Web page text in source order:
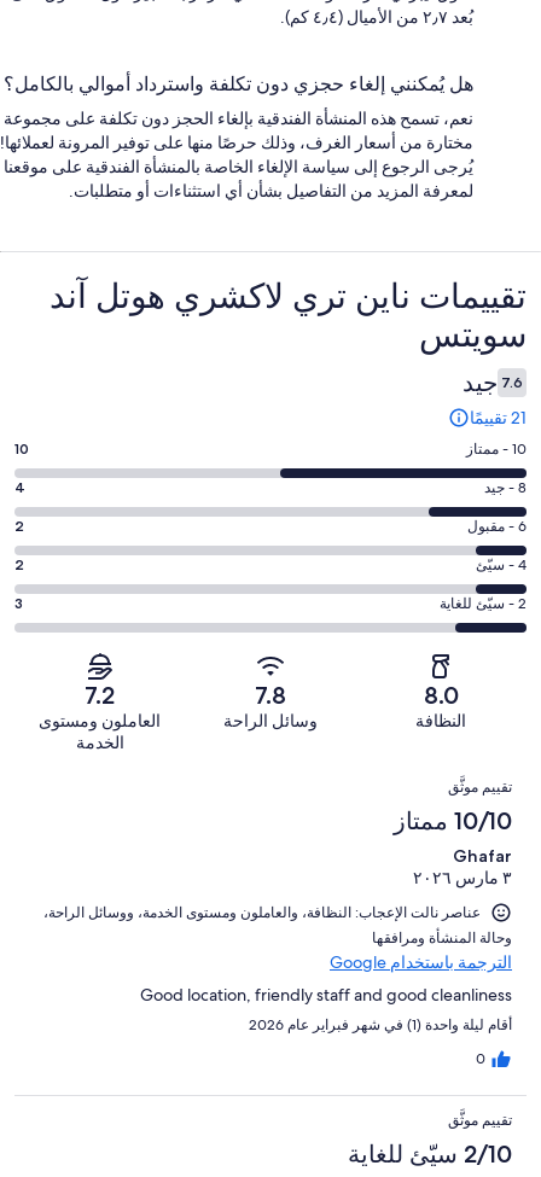
بُعد ٢٫٧ من الأميال (٤٫٤ كم).
هل يُمكنني إلغاء حجزي دون تكلفة واسترداد أموالي بالكامل؟
نعم، تسمح هذه المنشأة الفندقية بإلغاء الحجز دون تكلفة على مجموعة
مختارة من أسعار الغرف، وذلك حرصًا منها على توفير المرونة لعملائها!
يُرجى الرجوع إلى سياسة الإلغاء الخاصة بالمنشأة الفندقية على موقعنا
لمعرفة المزيد من التفاصيل بشأن أي استثناءات أو متطلبات.
التقييمات تقييمات ⁦ناين تري لاكشري هوتل آند
سويتس⁩
7.6 جيد
21 تقييمًا
درجة
التصنيف
10
-
ممتاز.
10
من
أصل
10 - ممتاز 10
درجة
التصنيف
8
-
جيد.
4
8 - جيد 4
درجة
التصنيف
6
-
مقبول.
تقييمات
النزلاء
6 - مقبول 2
درجة
التصنيف
4
من
تقييمات
النزلاء
4 - سيّئ 2
درجة
التصنيف
من
أصل
من
تقييمات
النزلاء
2 - سيّئ للغاية 3
8.0
النظافة
7.8
وسائل الراحة
7.2
العاملون ومستوى
الخدمة
التقييمات
تقييم موثَّق
10/10 ممتاز
Ghafar
٣ مارس ٢٠٢٦
عناصر نالت الإعجاب: ⁦النظافة⁩، و⁦العاملون ومستوى الخدمة⁩، و⁦وسائل الراحة⁩،
و⁦حالة المنشأة ومرافقها⁩
الترجمة باستخدام Google
Good location, friendly staff and good cleanliness
أقام ليلة واحدة (1) في شهر فبراير عام 2026
0
تقييم موثَّق
2/10 سيّئ للغاية